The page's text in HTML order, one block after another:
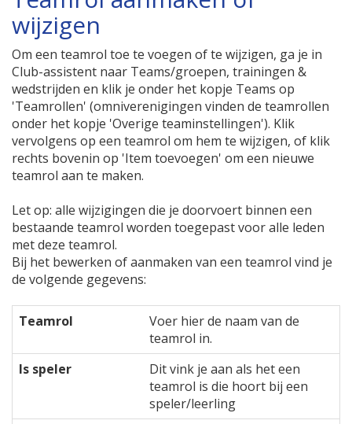
wijzigen
Om een teamrol toe te voegen of te wijzigen, ga je in
Club-assistent naar Teams/groepen, trainingen &
wedstrijden en klik je onder het kopje Teams op
'Teamrollen' (omniverenigingen vinden de teamrollen
onder het kopje 'Overige teaminstellingen'). Klik
vervolgens op een teamrol om hem te wijzigen, of klik
rechts bovenin op 'Item toevoegen' om een nieuwe
teamrol aan te maken.
Let op: alle wijzigingen die je doorvoert binnen een
bestaande teamrol worden toegepast voor alle leden
met deze teamrol.
Bij het bewerken of aanmaken van een teamrol vind je
de volgende gegevens:
Teamrol
Voer hier de naam van de
teamrol in.
Is speler
Dit vink je aan als het een
teamrol is die hoort bij een
speler/leerling